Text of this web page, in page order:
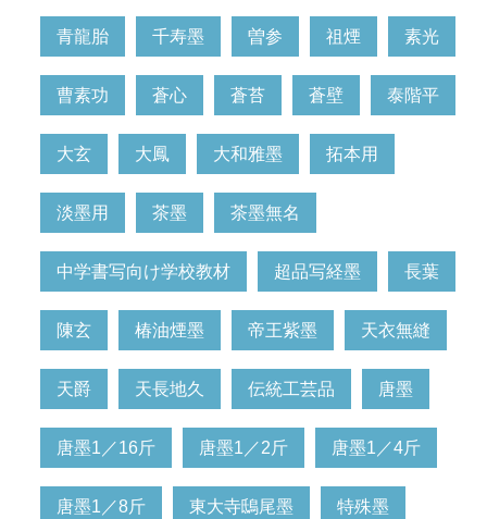
青龍胎 千寿墨 曽参 祖煙 素光
曹素功 蒼心 蒼苔 蒼壁 泰階平
大玄 大鳳 大和雅墨 拓本用
淡墨用 茶墨 茶墨無名
中学書写向け学校教材 超品写経墨 長葉
陳玄 椿油煙墨 帝王紫墨 天衣無縫
天爵 天長地久 伝統工芸品 唐墨
唐墨1／16斤 唐墨1／2斤 唐墨1／4斤
唐墨1／8斤 東大寺鴟尾墨 特殊墨